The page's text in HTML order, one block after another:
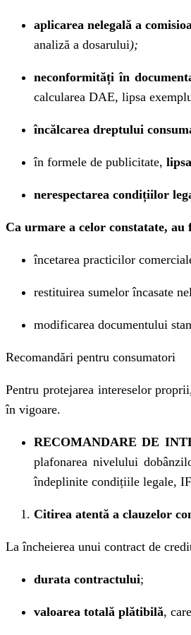
aplicarea nelegală a
analiză a dosarului);
neconformități în
calcularea DAE, lipsa
încălcarea dreptului
în formele de publicitate,
nerespectarea condițiilor
Ca urmare a celor constatate,
încetarea practicilor
restituirea sumelor încasate
modificarea documentului
Recomandări pentru consumatori
Pentru protejarea intereselor
în vigoare.
RECOMANDARE DE
plafonarea nivelului
îndeplinite condițiile legale,
Citirea atentă a clauzelor
La încheierea unui contract de
durata contractului;
valoarea totală plătibilă,